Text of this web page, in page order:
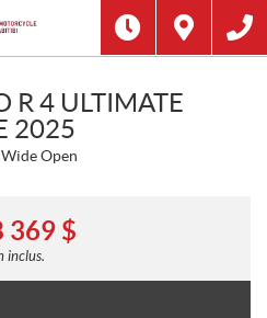
R 4 ULTIMATE
2025
Wide Open
369 $
inclus.